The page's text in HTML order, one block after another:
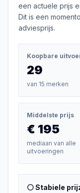
een actuele prijs
Dit is een
adviesprijs.
Koopbare
29
van 15 merken
Middelste prijs
€ 195
mediaan van alle
uitvoeringen
⚪ Stabiele